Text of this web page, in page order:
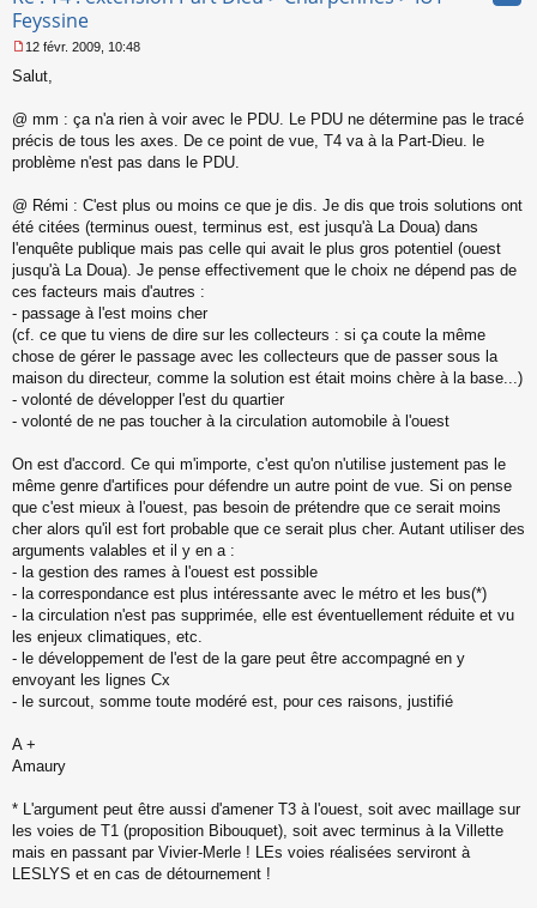
Feyssine
e
s
a
g
e
o
n
u
12 févr. 2009, 10:48
Salut,
@ mm : ça n'a rien à voir avec le PDU. Le PDU ne détermine pas le tracé
précis de tous les axes. De ce point de vue, T4 va à la Part-Dieu. le
problème n'est pas dans le PDU.
@ Rémi : C'est plus ou moins ce que je dis. Je dis que trois solutions ont
été citées (terminus ouest, terminus est, est jusqu'à La Doua) dans
l'enquête publique mais pas celle qui avait le plus gros potentiel (ouest
jusqu'à La Doua). Je pense effectivement que le choix ne dépend pas de
ces facteurs mais d'autres :
- passage à l'est moins cher
(cf. ce que tu viens de dire sur les collecteurs : si ça coute la même
chose de gérer le passage avec les collecteurs que de passer sous la
maison du directeur, comme la solution est était moins chère à la base...)
- volonté de développer l'est du quartier
- volonté de ne pas toucher à la circulation automobile à l'ouest
On est d'accord. Ce qui m'importe, c'est qu'on n'utilise justement pas le
même genre d'artifices pour défendre un autre point de vue. Si on pense
que c'est mieux à l'ouest, pas besoin de prétendre que ce serait moins
cher alors qu'il est fort probable que ce serait plus cher. Autant utiliser des
arguments valables et il y en a :
- la gestion des rames à l'ouest est possible
- la correspondance est plus intéressante avec le métro et les bus(*)
- la circulation n'est pas supprimée, elle est éventuellement réduite et vu
les enjeux climatiques, etc.
- le développement de l'est de la gare peut être accompagné en y
envoyant les lignes Cx
- le surcout, somme toute modéré est, pour ces raisons, justifié
A +
Amaury
* L'argument peut être aussi d'amener T3 à l'ouest, soit avec maillage sur
les voies de T1 (proposition Bibouquet), soit avec terminus à la Villette
mais en passant par Vivier-Merle ! LEs voies réalisées serviront à
LESLYS et en cas de détournement !